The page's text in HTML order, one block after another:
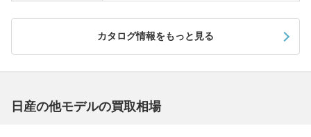
カタログ情報をもっと見る
日産の他モデルの買取相場